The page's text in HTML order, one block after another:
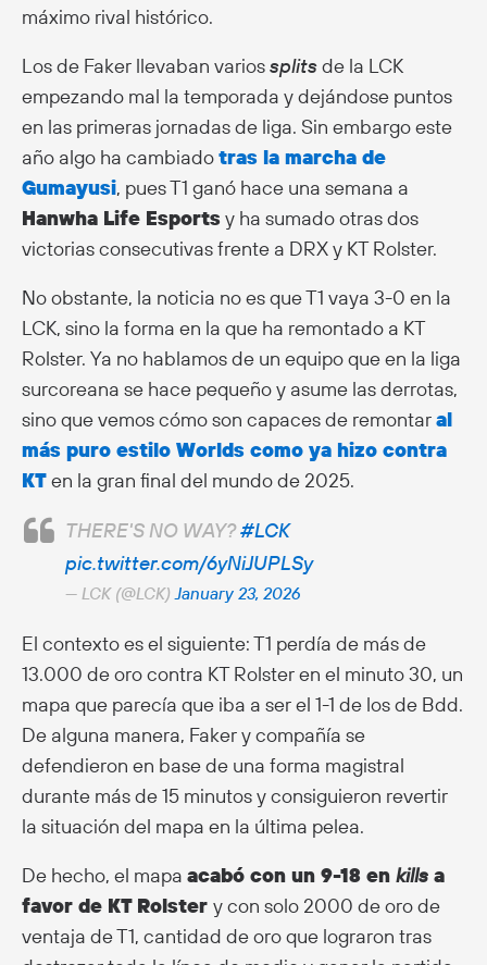
máximo rival histórico.
Los de Faker llevaban variossplitsde la LCK
empezando mal la temporada y dejándose puntos
en las primeras jornadas de liga. Sin embargo este
año algo ha cambiadotras la marcha de
Gumayusi, pues T1 ganó hace una semana a
Hanwha Life Esports y ha sumado otras dos
victorias consecutivas frente a DRX y KT Rolster.
No obstante, la noticia no es que T1 vaya 3-0 en la
LCK, sino la forma en la que ha remontado a KT
Rolster. Ya no hablamos de un equipo que en la liga
surcoreana se hace pequeño y asume las derrotas,
sino que vemos cómo son capaces de remontaral
más puro estilo Worlds como ya hizo contra
KTen la gran final del mundo de 2025.
THERE'S NO WAY?#LCK
pic.twitter.com/6yNiJUPLSy
— LCK (@LCK) January 23, 2026
El contexto es el siguiente: T1 perdía de más de
13.000 de oro contra KT Rolster en el minuto 30, un
mapa que parecía que iba a ser el 1-1 de los de Bdd.
De alguna manera, Faker y compañía se
defendieron en base de una forma magistral
durante más de 15 minutos y consiguieron revertir
la situación del mapa en la última pelea.
De hecho, el mapa acabó con un 9-18 en kills a
favor de KT Rolster y con solo 2000 de oro de
ventaja de T1, cantidad de oro que lograron tras